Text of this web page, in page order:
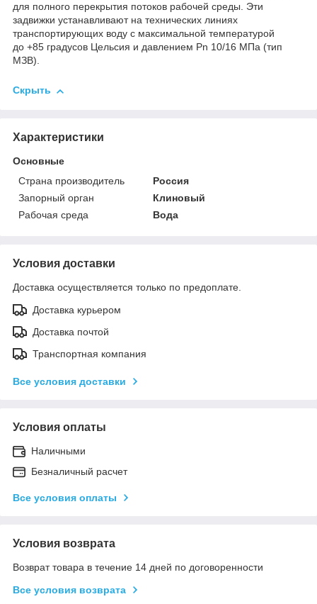
для полного перекрытия потоков рабочей среды. Эти
задвижки устанавливают на технических линиях
транспортирующих воду с максимальной температурой
до +85 градусов Цельсия и давлением Pn 10/16 МПа (тип
МЗВ).
Скрыть
Характеристики
Основные
Страна производитель
Россия
Запорный орган
Клиновый
Рабочая среда
Вода
Условия доставки
Доставка осуществляется только по предоплате.
Доставка курьером
Доставка почтой
Транспортная компания
Все условия доставки
Условия оплаты
Наличными
Безналичный расчет
Все условия оплаты
Условия возврата
Возврат товара в течение 14 дней по договоренности
Все условия возврата